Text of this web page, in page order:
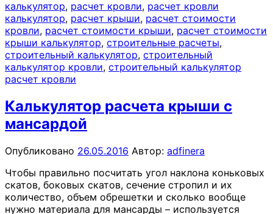
калькулятор, расчет кровли, расчет кровли
калькулятор, расчет крыши, расчет стоимости
кровли, расчет стоимости крыши, расчет стоимости
крыши калькулятор, строительные расчеты,
строительный калькулятор, строительный
калькулятор кровли, строительный калькулятор
расчет кровли
Калькулятор расчета крыши с
мансардой
Опубликовано 26.05.2016 Автор: adfinera
Чтобы правильно посчитать угол наклона коньковых
скатов, боковых скатов, сечение стропил и их
количество, объем обрешетки и сколько вообще
нужно материала для мансарды – используется